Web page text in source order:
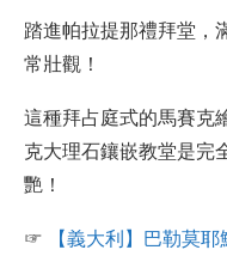
踏進帕拉提那禮拜堂，
常壯觀！
這種拜占庭式的馬賽克
克大理石鑲嵌教堂是完
艷！
☞
【義大利】巴勒莫